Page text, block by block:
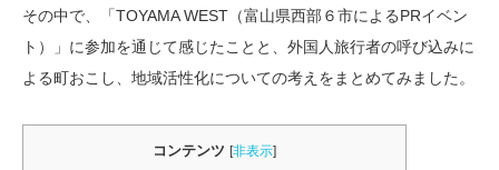
その中で、「TOYAMA WEST（富山県西部６市によるPRイベン
ト）」に参加を通じて感じたことと、外国人旅行者の呼び込みに
よる町おこし、地域活性化についての考えをまとめてみました。
コンテンツ [非表示]